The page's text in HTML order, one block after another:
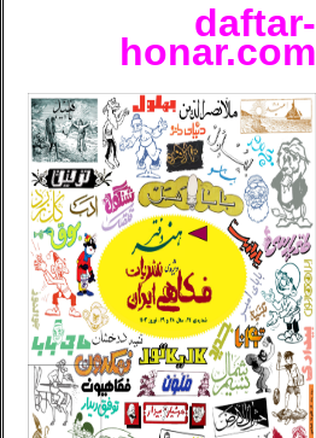
daftar-
honar.com